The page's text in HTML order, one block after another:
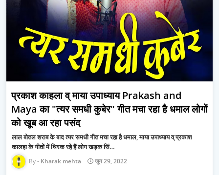
प्रकाश काहला व् माया उपाध्याय Prakash and
Maya का "त्यर समधी कुबेर" गीत मचा रहा है धमाल लोगों
को खूब आ रहा पसंद
लाल बोतल शराब के बाद त्यर समधी गीत मचा रहा है धमाल, माया उपाध्याय व् प्रकाश
कालहा के गीतों में थिरक रहे हैं लोग खड़क सिं…
Kharak mehta जून 29, 2022